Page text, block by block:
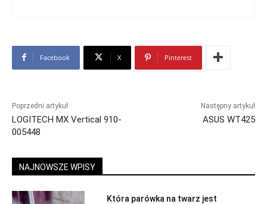
Facebook X Pinterest
Poprzedni artykuł
LOGITECH MX Vertical 910-
005448
Następny artykuł
ASUS WT425
NAJNOWSZE WPISY
Która parówka na twarz jest